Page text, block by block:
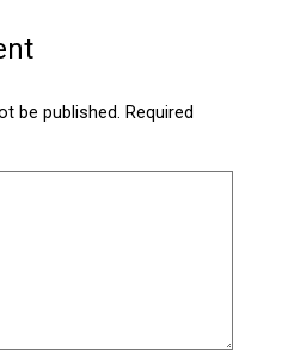
be published. Required